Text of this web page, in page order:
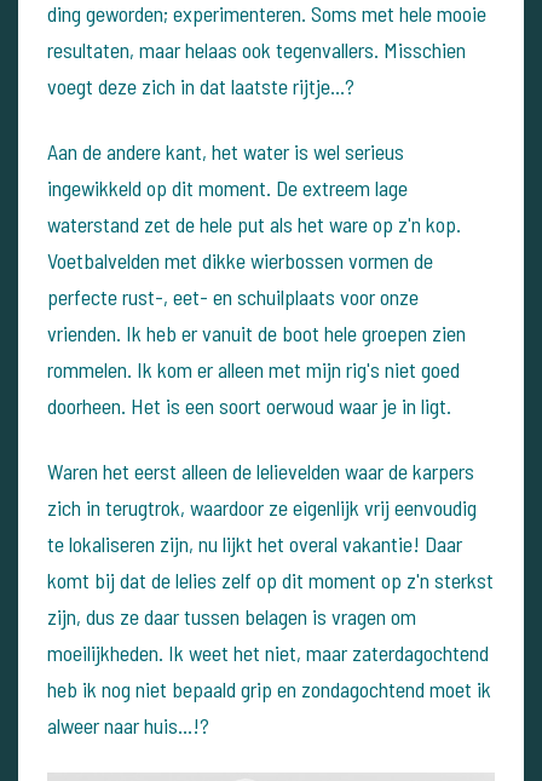
ding geworden; experimenteren. Soms met hele mooie
resultaten, maar helaas ook tegenvallers. Misschien
voegt deze zich in dat laatste rijtje…?
Aan de andere kant, het water is wel serieus
ingewikkeld op dit moment. De extreem lage
waterstand zet de hele put als het ware op z'n kop.
Voetbalvelden met dikke wierbossen vormen de
perfecte rust-, eet- en schuilplaats voor onze
vrienden. Ik heb er vanuit de boot hele groepen zien
rommelen. Ik kom er alleen met mijn rig's niet goed
doorheen. Het is een soort oerwoud waar je in ligt.
Waren het eerst alleen de lelievelden waar de karpers
zich in terugtrok, waardoor ze eigenlijk vrij eenvoudig
te lokaliseren zijn, nu lijkt het overal vakantie! Daar
komt bij dat de lelies zelf op dit moment op z'n sterkst
zijn, dus ze daar tussen belagen is vragen om
moeilijkheden. Ik weet het niet, maar zaterdagochtend
heb ik nog niet bepaald grip en zondagochtend moet ik
alweer naar huis…!?